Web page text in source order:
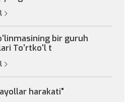
bir guruh
To'rtko'l t
harakati"